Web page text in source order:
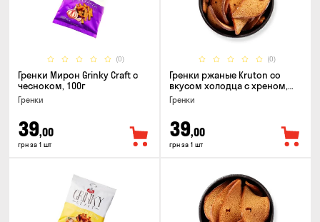
(0)
Гренки Мирон Grinky Craft с
чесноком, 100г
Гренки
39,00
грн за 1 шт
(0)
Гренки ржаные Kruton со
вкусом холодца с хреном,
80г
Гренки
39,00
грн за 1 шт